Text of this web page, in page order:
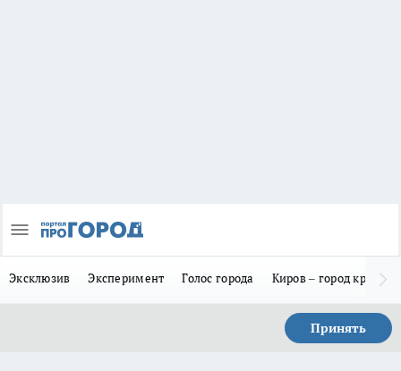
Эксклюзив Эксперимент Голос города Киров – город
Принять